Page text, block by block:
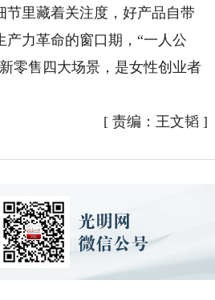
节里藏着关注度，好产品自带
力革命的窗口期，“一人公
零售四大场景，是女性创业者
[ 责编：王文韬 ]